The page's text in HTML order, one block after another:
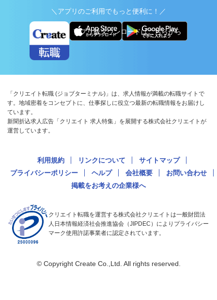
＼アプリのご利用でもっと便利に！／
アプリ版ダウンロードはこちらから
「クリエイト転職 (ジョブターミナル)」は、求人情報が満載の転職サイトで
す。地域密着をコンセプトに、仕事探しに役立つ最新の転職情報をお届けし
ています。
新聞折込求人広告「クリエイト 求人特集」を展開する株式会社クリエイトが
運営しています。
利用規約 リンクについて
サイトマップ
プライバシーポリシー
ヘルプ 会社概要
お問い合わせ
掲載をお考えの企業様へ
クリエイト転職を運営する株式会社クリエイトは一般財団法
人日本情報経済社会推進協会（JIPDEC）によりプライバシー
マーク使用許諾事業者に認定されています。
© Copyright Create Co.,Ltd. All rights reserved.